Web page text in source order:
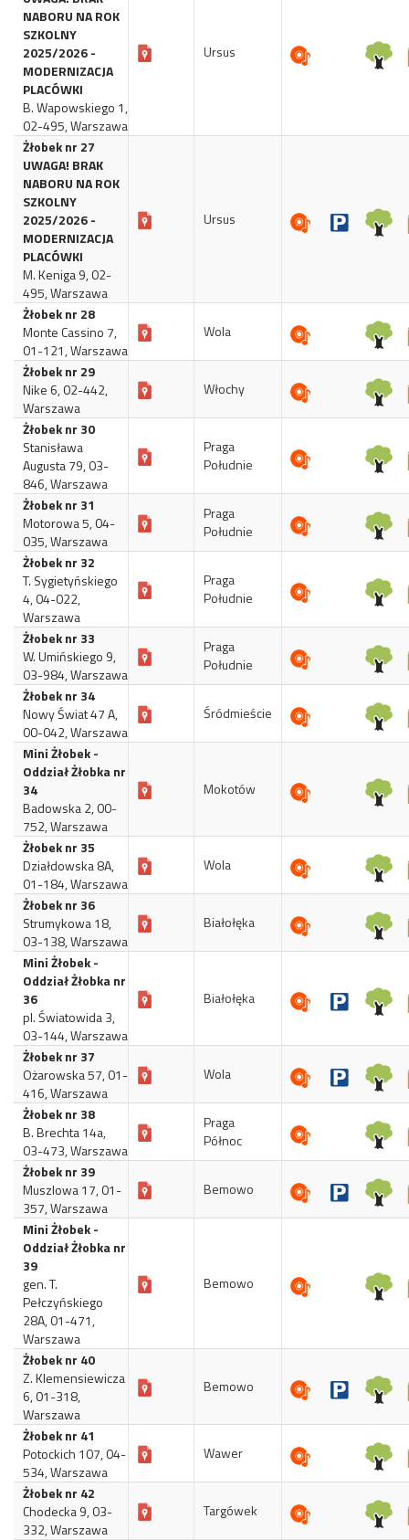
NABORU NA ROK
SZKOLNY
2025/2026 -
MODERNIZACJA
PLACÓWKI
B. Wapowskiego 1,
02-495, Warszawa
Ursus
Żłobek nr 27
UWAGA! BRAK
NABORU NA ROK
SZKOLNY
2025/2026 -
MODERNIZACJA
PLACÓWKI
M. Keniga 9, 02-
495, Warszawa
Ursus
Żłobek nr 28
Monte Cassino 7,
01-121, Warszawa
Wola
Żłobek nr 29
Nike 6, 02-442,
Warszawa
Włochy
Żłobek nr 30
Stanisława
Augusta 79, 03-
846, Warszawa
Praga
Południe
Żłobek nr 31
Motorowa 5, 04-
035, Warszawa
Praga
Południe
Żłobek nr 32
T. Sygietyńskiego
4, 04-022,
Warszawa
Praga
Południe
Żłobek nr 33
W. Umińskiego 9,
03-984, Warszawa
Praga
Południe
Żłobek nr 34
Nowy Świat 47 A,
00-042, Warszawa
Śródmieście
Mini Żłobek -
Oddział Żłobka nr
34
Badowska 2, 00-
752, Warszawa
Mokotów
Żłobek nr 35
Działdowska 8A,
01-184, Warszawa
Wola
Żłobek nr 36
Strumykowa 18,
03-138, Warszawa
Białołęka
Mini Żłobek -
Oddział Żłobka nr
36
pl. Światowida 3,
03-144, Warszawa
Białołęka
Żłobek nr 37
Ożarowska 57, 01-
416, Warszawa
Wola
Żłobek nr 38
B. Brechta 14a,
03-473, Warszawa
Praga
Północ
Żłobek nr 39
Muszlowa 17, 01-
357, Warszawa
Bemowo
Mini Żłobek -
Oddział Żłobka nr
39
gen. T.
Pełczyńskiego
28A, 01-471,
Warszawa
Bemowo
Żłobek nr 40
Z. Klemensiewicza
6, 01-318,
Warszawa
Bemowo
Żłobek nr 41
Potockich 107, 04-
534, Warszawa
Wawer
Żłobek nr 42
Chodecka 9, 03-
332, Warszawa
Targówek